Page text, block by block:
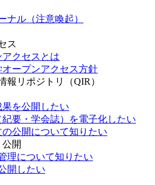
ナル（注意喚起）
ス
アクセスとは
オープンアクセス方針
報リポジトリ（QIR）
を公開したい
要・学会誌）を電子化したい
公開について知りたい
開
理について知りたい
開したい